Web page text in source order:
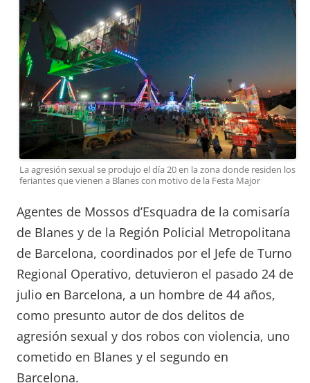
La agresión sexual se produjo el día 20 en la zona donde residen los
feriantes que vienen a Blanes con motivo de la Festa Major
Agentes de Mossos d’Esquadra de la comisaría
de Blanes y de la Región Policial Metropolitana
de Barcelona, ​​coordinados por el Jefe de Turno
Regional Operativo, detuvieron el pasado 24 de
julio en Barcelona, ​​a un hombre de 44 años,
como presunto autor de dos delitos de
agresión sexual y dos robos con violencia, uno
cometido en Blanes y el segundo en
Barcelona.